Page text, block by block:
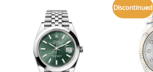
Discontinued